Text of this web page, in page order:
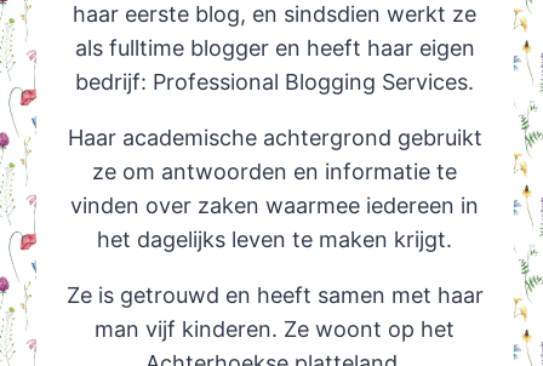
haar eerste blog, en sindsdien werkt ze
als fulltime blogger en heeft haar eigen
bedrijf: Professional Blogging Services.
Haar academische achtergrond gebruikt
ze om antwoorden en informatie te
vinden over zaken waarmee iedereen in
het dagelijks leven te maken krijgt.
Ze is getrouwd en heeft samen met haar
man vijf kinderen. Ze woont op het